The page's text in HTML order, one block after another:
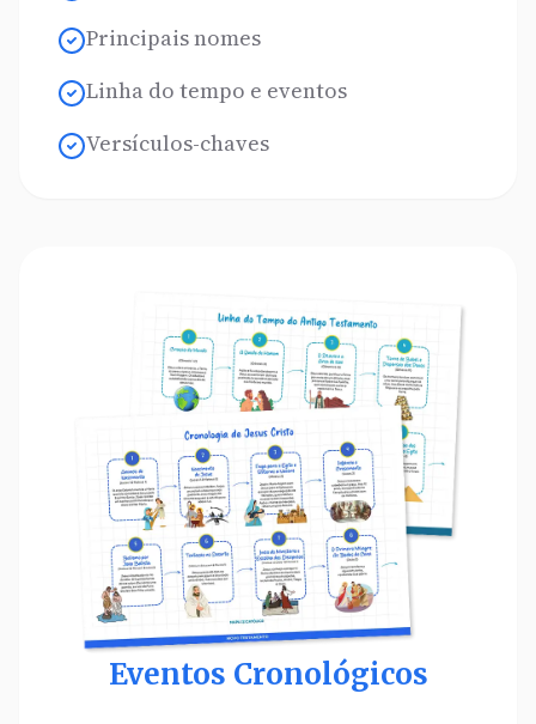
Principais nomes
Linha do tempo e eventos
Versículos-chaves
Eventos Cronológicos